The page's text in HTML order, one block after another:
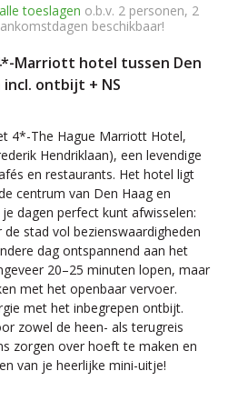
toeslagen o.b.v. 2 personen, 2
beschikbaar!
Marriott hotel tussen Den
incl. ontbijt + NS
4*-The Hague Marriott Hotel,
Hendriklaan), een levendige
en restaurants. Het hotel ligt
centrum van Den Haag en
dagen perfect kunt afwisselen:
stad vol bezienswaardigheden
dag ontspannend aan het
20–25 minuten lopen, maar
met het openbaar vervoer.
met het inbegrepen ontbijt.
zowel de heen- als terugreis
zorgen over hoeft te maken en
van je heerlijke mini-uitje!